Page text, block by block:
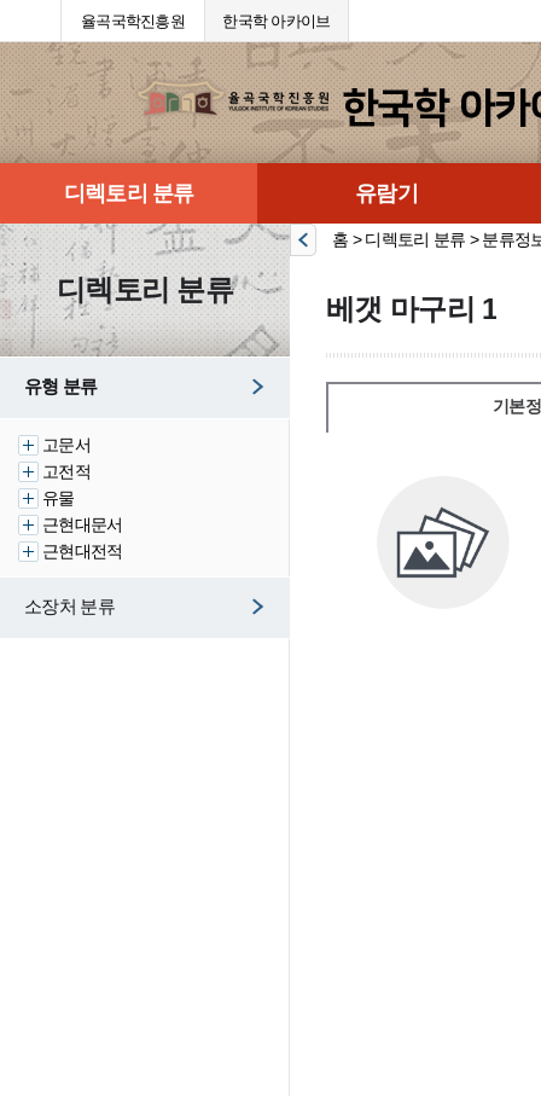
율곡국학진흥원 한국학 아카이브
디렉토리 분류 유람기
디렉토리 분류
유형 분류
고문서
고전적
유물
근현대문서
근현대전적
소장처 분류
홈 > 디렉토리 분류 > 분류정
베갯 마구리 1
기본